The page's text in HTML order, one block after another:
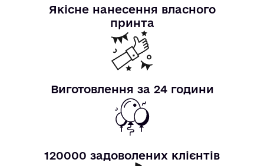
Якісне нанесення власного
принта
Виготовлення за 24 години
120000 задоволених клієнтів